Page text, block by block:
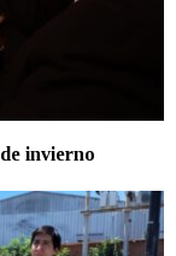
invierno